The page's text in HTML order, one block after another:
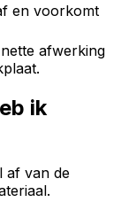
en voorkomt
afwerking
ik
af van de